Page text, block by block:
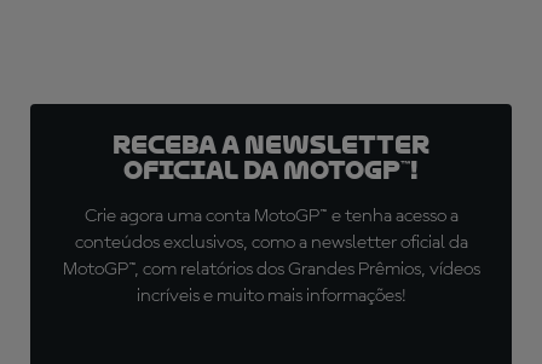
Receba a newsletter
oficial da MotoGP™!
Crie agora uma conta MotoGP™ e tenha acesso a
conteúdos exclusivos, como a newsletter oficial da
MotoGP™, com relatórios dos Grandes Prêmios, vídeos
incríveis e muito mais informações!